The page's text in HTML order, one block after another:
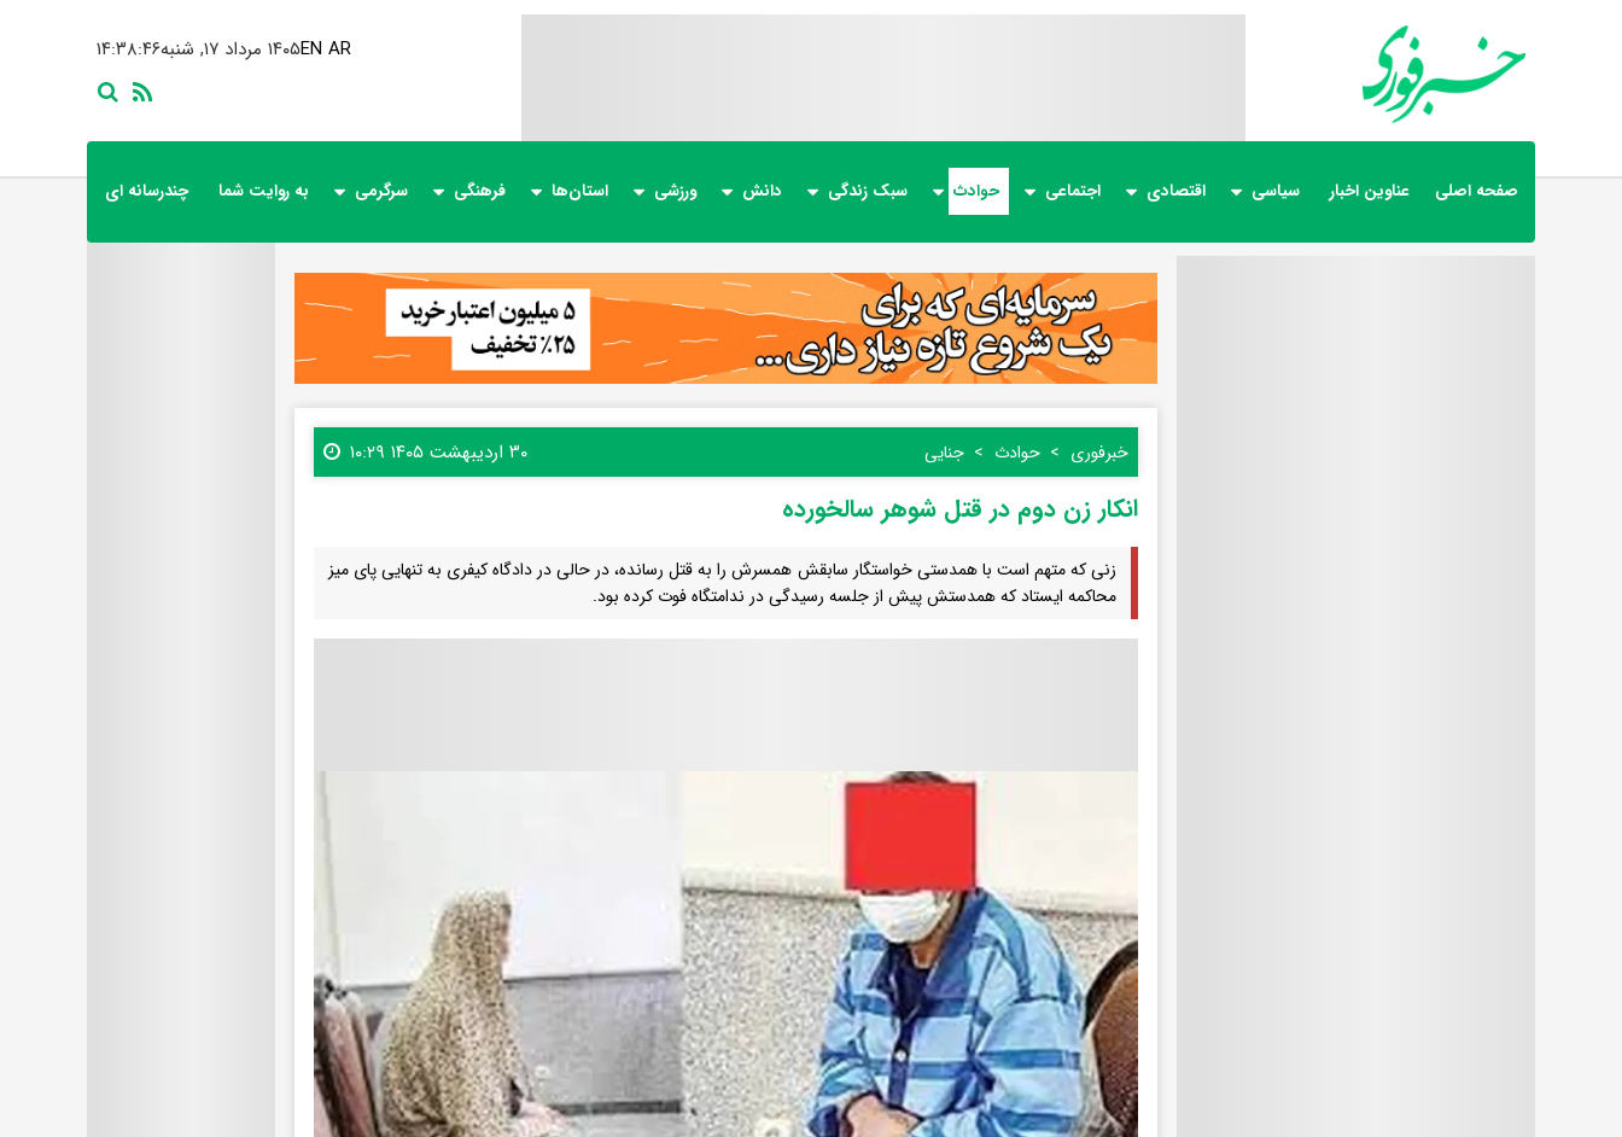
۱۴:۳۸:۴۷ ۱۴۰۵ مرداد ۱۷, شنبهEN AR
صفحه اصلی عناوین اخبار سیاسی اقتصادی اجتماعی حوادث سبک زندگی دانش ورزشی استان‌ها فرهنگی سرگرمی به روایت شما چندرسانه ای
خبرفوری حوادث جنایی ۳۰ اردیبهشت ۱۴۰۵ ۱۰:۲۹
انکار زن دوم در قتل شوهر سالخورده
زنی که متهم است با همدستی خواستگار سابقش همسرش را به قتل رسانده، در حالی در دادگاه کیفری به تنهایی پای میز
محاکمه ایستاد که همدستش پیش از جلسه رسیدگی در ندامتگاه فوت کرده بود.